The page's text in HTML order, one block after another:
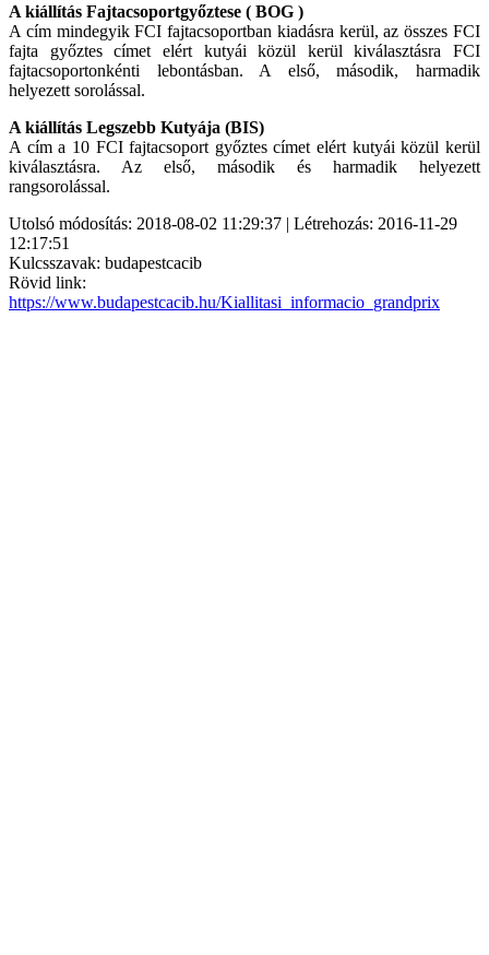
A kiállítás Fajtacsoportgyőztese ( BOG )
A cím mindegyik FCI fajtacsoportban kiadásra kerül, az összes FCI
fajta győztes címet elért kutyái közül kerül kiválasztásra FCI
fajtacsoportonkénti lebontásban. A első, második, harmadik
helyezett sorolással.
A kiállítás Legszebb Kutyája (BIS)
A cím a 10 FCI fajtacsoport győztes címet elért kutyái közül kerül
kiválasztásra. Az első, második és harmadik helyezett
rangsorolással.
Utolsó módosítás: 2018-08-02 11:29:37 | Létrehozás: 2016-11-29
12:17:51
Kulcsszavak: budapestcacib
Rövid link:
https://www.budapestcacib.hu/Kiallitasi_informacio_grandprix